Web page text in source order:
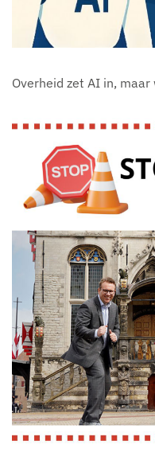
Overheid zet AI in,